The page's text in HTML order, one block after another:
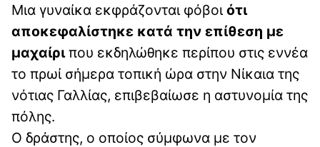
Μια γυναίκα εκφράζονται φόβοι ότι
αποκεφαλίστηκε κατά την επίθεση με
μαχαίριπου εκδηλώθηκε περίπου στις εννέα
το πρωί σήμερα τοπική ώρα στην Νίκαια της
νότιας Γαλλίας, επιβεβαίωσε η αστυνομία της
πόλης.
Ο δράστης, ο οποίος σύμφωνα με τον